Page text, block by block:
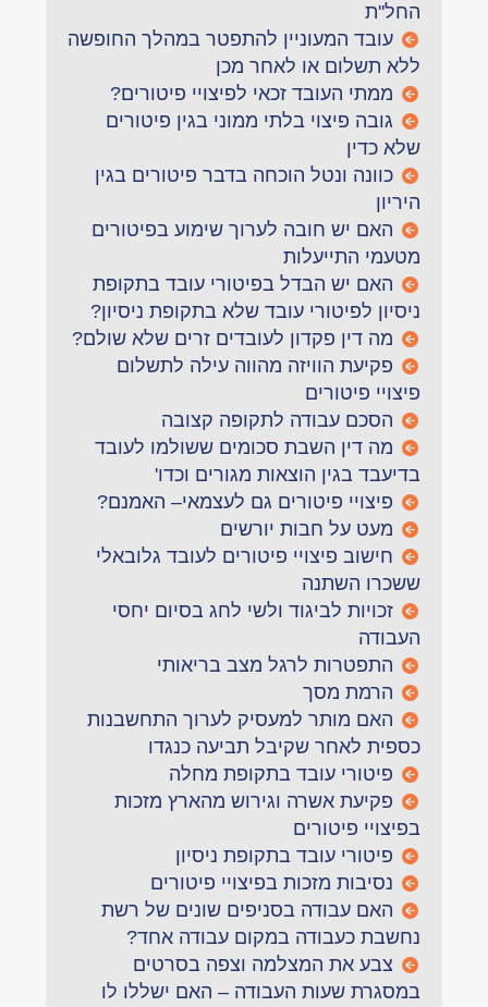
החל''ת
עובד המעוניין להתפטר במהלך החופשה
ללא תשלום או לאחר מכן
ממתי העובד זכאי לפיצויי פיטורים?
גובה פיצוי בלתי ממוני בגין פיטורים
שלא כדין
כוונה ונטל הוכחה בדבר פיטורים בגין
היריון
האם יש חובה לערוך שימוע בפיטורים
מטעמי התייעלות
האם יש הבדל בפיטורי עובד בתקופת
ניסיון לפיטורי עובד שלא בתקופת ניסיון?
מה דין פקדון לעובדים זרים שלא שולם?
פקיעת הוויזה מהווה עילה לתשלום
פיצויי פיטורים
הסכם עבודה לתקופה קצובה
מה דין השבת סכומים ששולמו לעובד
בדיעבד בגין הוצאות מגורים וכדו'
פיצויי פיטורים גם לעצמאי– האמנם?
מעט על חבות יורשים
חישוב פיצויי פיטורים לעובד גלובאלי
ששכרו השתנה
זכויות לביגוד ולשי לחג בסיום יחסי
העבודה
התפטרות לרגל מצב בריאותי
הרמת מסך
האם מותר למעסיק לערוך התחשבנות
כספית לאחר שקיבל תביעה כנגדו
פיטורי עובד בתקופת מחלה
פקיעת אשרה וגירוש מהארץ מזכות
בפיצויי פיטורים
פיטורי עובד בתקופת ניסיון
נסיבות מזכות בפיצויי פיטורים
האם עבודה בסניפים שונים של רשת
נחשבת כעבודה במקום עבודה אחד?
צבע את המצלמה וצפה בסרטים
במסגרת שעות העבודה – האם ישללו לו